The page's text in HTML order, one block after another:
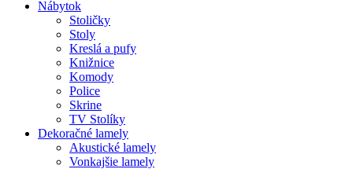
Nábytok
Stoličky
Stoly
Kreslá a pufy
Knižnice
Komody
Police
Skrine
TV Stolíky
Dekoračné lamely
Akustické lamely
Vonkajšie lamely